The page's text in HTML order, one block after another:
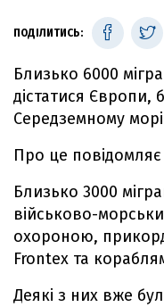
ПОДІЛИТИСЬ:
Близько 6000
дістатися Європи,
Середземному
Про це повідомляє
Близько 3000
військово-
охороною,
Frontex та
Деякі з них вже